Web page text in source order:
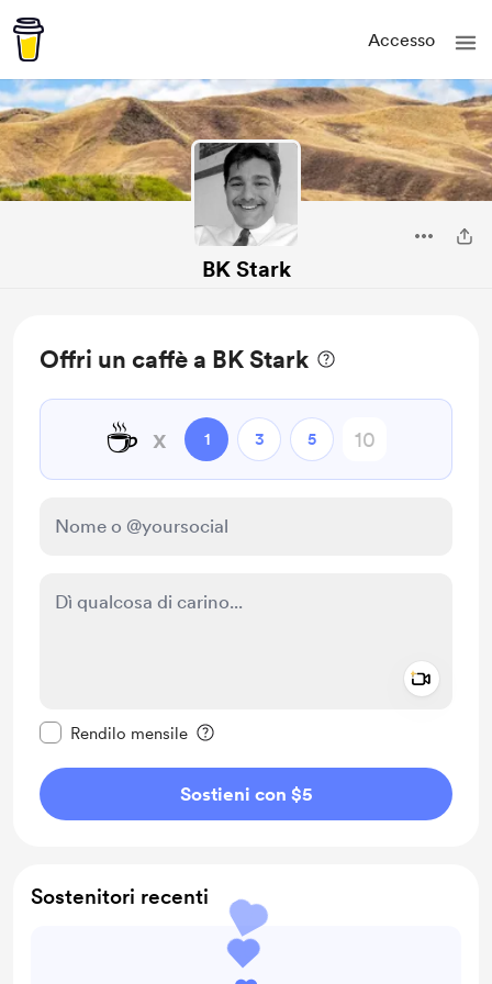
Accesso
BK Stark
Offri un caffè a BK Stark
☕ x 1 3 5
Rendilo mensile
Sostieni con $5
Sostenitori recenti